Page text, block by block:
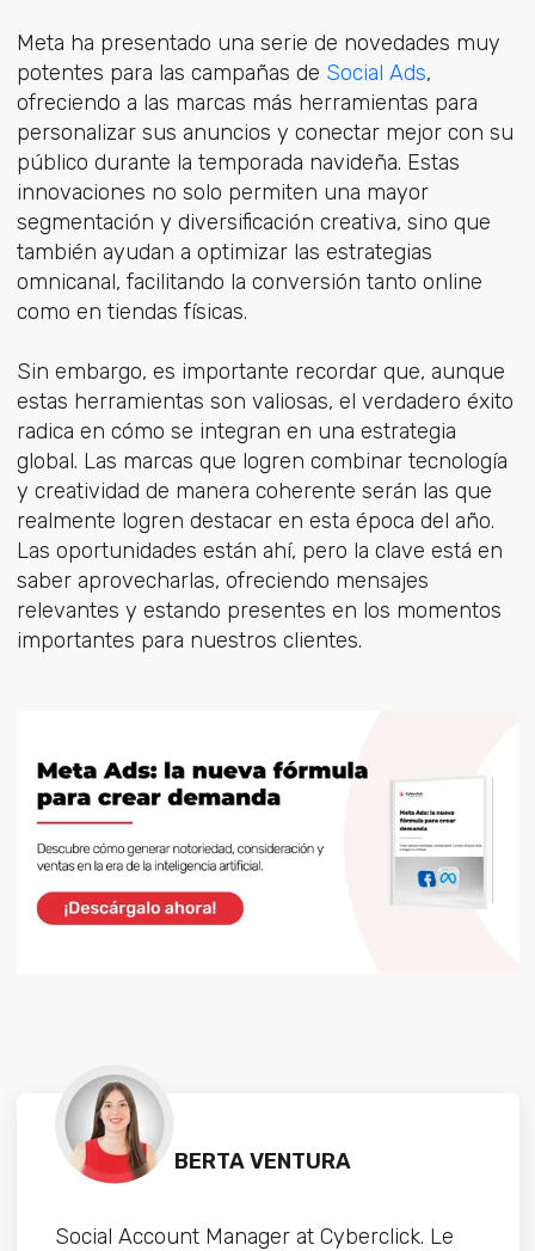
Meta ha presentado una serie de novedades muy
potentes para las campañas de Social Ads,
ofreciendo a las marcas más herramientas para
personalizar sus anuncios y conectar mejor con su
público durante la temporada navideña. Estas
innovaciones no solo permiten una mayor
segmentación y diversificación creativa, sino que
también ayudan a optimizar las estrategias
omnicanal, facilitando la conversión tanto online
como en tiendas físicas.
Sin embargo, es importante recordar que, aunque
estas herramientas son valiosas, el verdadero éxito
radica en cómo se integran en una estrategia
global. Las marcas que logren combinar tecnología
y creatividad de manera coherente serán las que
realmente logren destacar en esta época del año.
Las oportunidades están ahí, pero la clave está en
saber aprovecharlas, ofreciendo mensajes
relevantes y estando presentes en los momentos
importantes para nuestros clientes.
BERTA VENTURA
Social Account Manager at Cyberclick. Le